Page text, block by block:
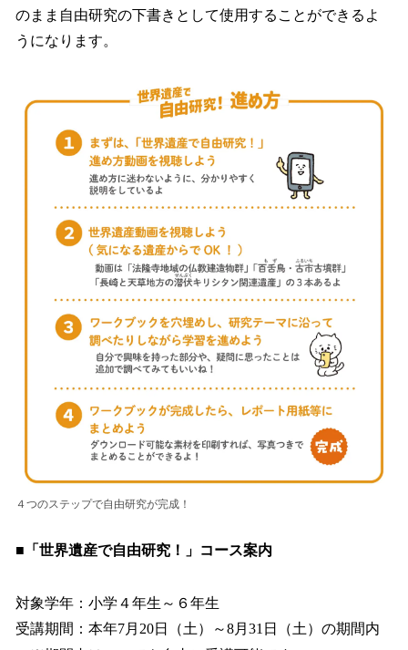
のまま自由研究の下書きとして使用することができるよ
うになります。
４つのステップで自由研究が完成！
■「世界遺産で自由研究！」コース案内
対象学年：小学４年生～６年生
受講期間：本年7月20日（土）～8月31日（土）の期間内